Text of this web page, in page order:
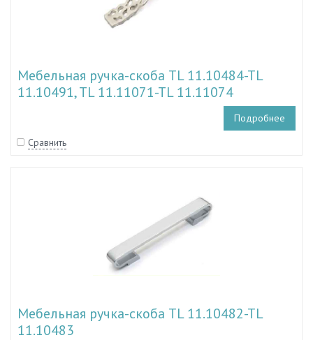
Мебельная ручка-скоба TL 11.10484-TL
11.10491, TL 11.11071-TL 11.11074
Подробнее
Сравнить
Мебельная ручка-скоба TL 11.10482-TL
11.10483